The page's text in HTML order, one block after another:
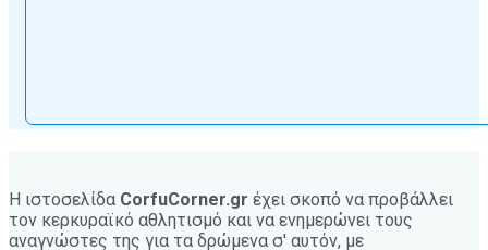
Η ιστοσελίδα CorfuCorner.gr έχει σκοπό να προβάλλει
τον κερκυραϊκό αθλητισμό και να ενημερώνει τους
αναγνώστες της για τα δρώμενα σ' αυτόν, με